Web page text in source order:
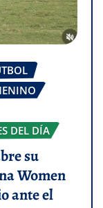
DEL DÍA
su
Women
ante el